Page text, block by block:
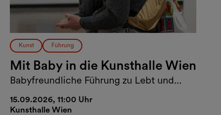
Kunst Führung
Mit Baby in die Kunsthalle Wien
Babyfreundliche Führung zu Lebt und
15.09.2026, 11:00 Uhr
Kunsthalle Wien